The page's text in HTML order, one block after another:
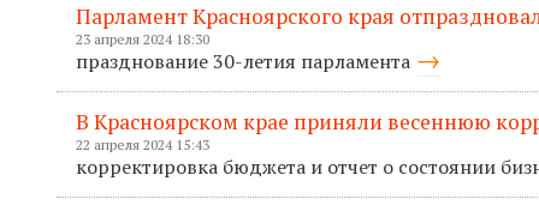
Парламент Красноярского края
23 апреля 2024 18:30
празднование 30-летия парламента
В Красноярском крае приняли весеннюю
22 апреля 2024 15:43
корректировка бюджета и отчет о состоянии